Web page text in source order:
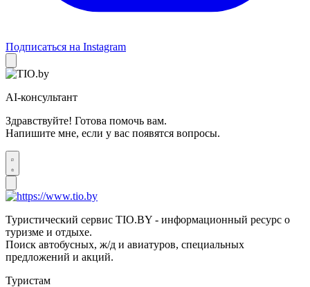
Подписаться на Instagram
AI-консультант
Здравствуйте! Готова помочь вам.
Напишите мне, если у вас появятся вопросы.
Туристический сервис TIO.BY - информационный ресурс о
туризме и отдыхе.
Поиск автобусных, ж/д и авиатуров, специальных
предложений и акций.
Туристам